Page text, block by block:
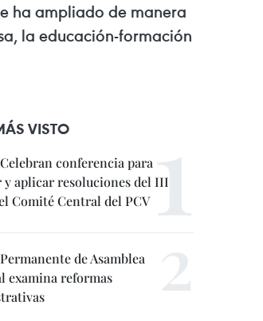
ha ampliado de manera
la educación-formación
VISTO
Celebran conferencia para
aplicar resoluciones del III
Comité Central del PCV
de Asamblea
examina reformas